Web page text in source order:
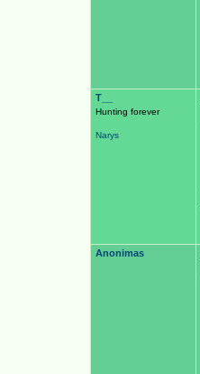
T__
Hunting forever
Narys
Anonimas